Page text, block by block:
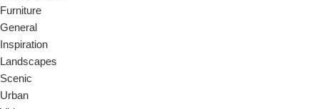
Furniture
General
Inspiration
Landscapes
Scenic
Urban